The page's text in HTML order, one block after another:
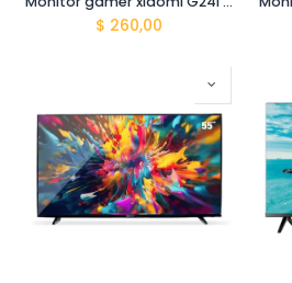
$ 260,00